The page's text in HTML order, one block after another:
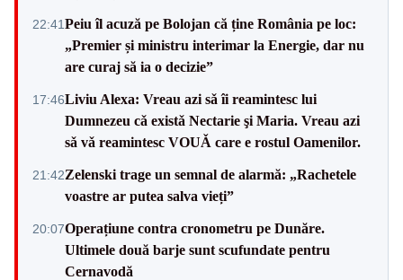
22:41Peiu îl acuză pe Bolojan că ține România pe loc:
„Premier și ministru interimar la Energie, dar nu
are curaj să ia o decizie”
17:46Liviu Alexa: Vreau azi sǎ îi reamintesc lui
Dumnezeu cǎ existǎ Nectarie şi Maria. Vreau azi
sǎ vǎ reamintesc VOUǍ care e rostul Oamenilor.
21:42Zelenski trage un semnal de alarmă: „Rachetele
voastre ar putea salva vieți”
20:07Operațiune contra cronometru pe Dunăre.
Ultimele două barje sunt scufundate pentru
Cernavodă